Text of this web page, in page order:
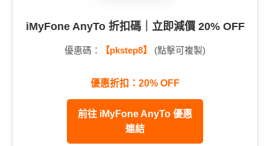
iMyFone AnyTo 折扣碼｜立即減價 20% OFF
優惠碼： 【pkstep8】 (點擊可複製)
優惠折扣：20% OFF
前往 iMyFone AnyTo 優惠
連結